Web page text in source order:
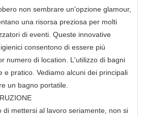
non sembrare un'opzione glamour,
una risorsa preziosa per molti
di eventi. Queste innovative
consentono di essere più
numero di location. L'utilizzo di bagni
e pratico. Vediamo alcuni dei principali
un bagno portatile.
di mettersi al lavoro seriamente, non si